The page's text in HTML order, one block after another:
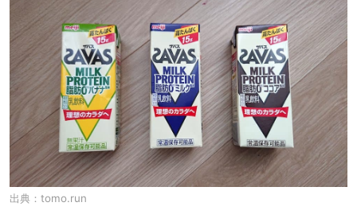
出典： tomo.run